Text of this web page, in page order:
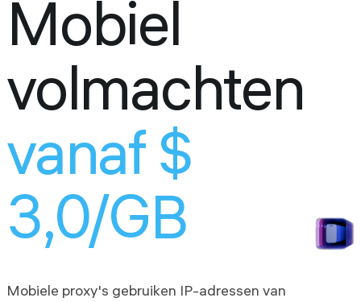
Mobiel
volmachten
vanaf $
3,0/GB
Mobiele proxy's gebruiken IP-adressen van